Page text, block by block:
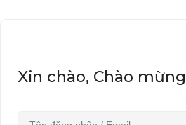
Xin chào, Chào